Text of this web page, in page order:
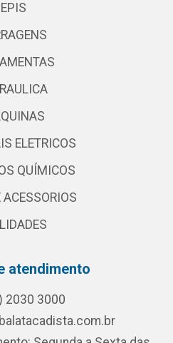
EPIS
ELETRICOS
QUÍMICOS
atendimento
2030 3000